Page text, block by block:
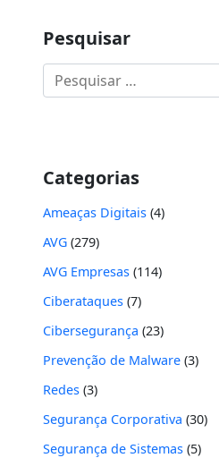
Pesquisar
Pesquisar
por:
Categorias
Ameaças Digitais (4)
AVG (279)
AVG Empresas (114)
Ciberataques (7)
Cibersegurança (23)
Prevenção de Malware (3)
Redes (3)
Segurança Corporativa (30)
Segurança de Sistemas (5)